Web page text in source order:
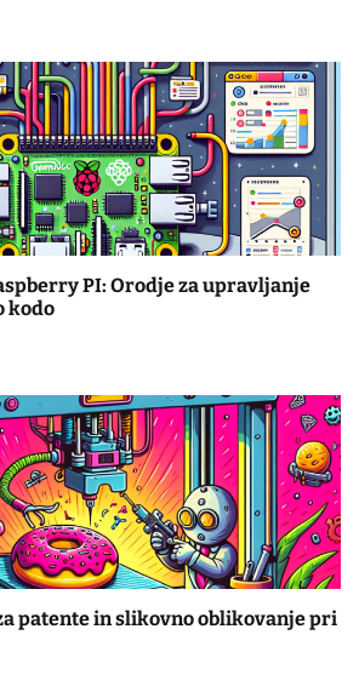
PI: Orodje za upravljanje
kodo
patente in slikovno oblikovanje pri